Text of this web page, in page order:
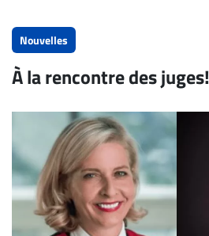
Accueil
Continu
Bureaux
Conseillers
Juridiques
Campus
Carrière
Nouvelles
À la rencontre des juges!